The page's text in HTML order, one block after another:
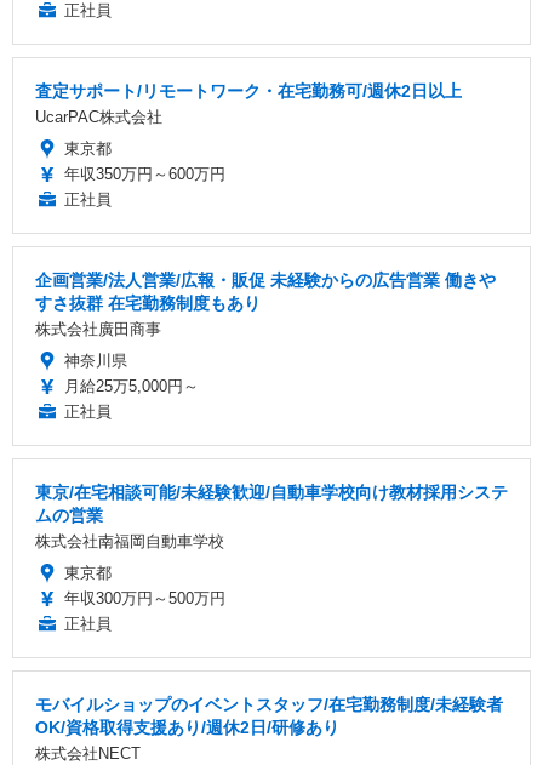
正社員
査定サポート/リモートワーク・在宅勤務可/週休2日以上
UcarPAC株式会社
東京都
年収350万円～600万円
正社員
企画営業/法人営業/広報・販促 未経験からの広告営業 働きや
すさ抜群 在宅勤務制度もあり
株式会社廣田商事
神奈川県
月給25万5,000円～
正社員
東京/在宅相談可能/未経験歓迎/自動車学校向け教材採用システ
ムの営業
株式会社南福岡自動車学校
東京都
年収300万円～500万円
正社員
モバイルショップのイベントスタッフ/在宅勤務制度/未経験者
OK/資格取得支援あり/週休2日/研修あり
株式会社NECT